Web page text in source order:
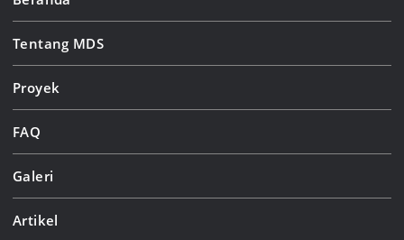
Tentang MDS
Proyek
FAQ
Galeri
Artikel